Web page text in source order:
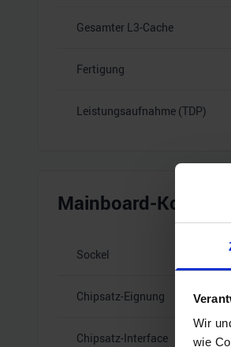
Wir
wie
Gesamter L3-Cache
Fertigung
Leistungsaufnahme (TDP)
Mainboard-
Sockel
Chipsatz-Eignung
Chipsatz-Interface